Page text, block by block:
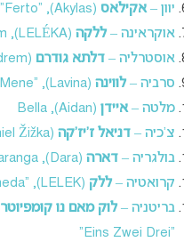
יוון –אקילאס (Akylas), “Ferto”
אוקראינה –ללקה (LELÉKA), Ridnym
אוסטרליה – דלתא גודרם (Delta Goodrem), Eclipse
סרביה –לווינה (Lavina), “Kraj Mene”
מלטה –איידן (Aidan), Bella
צ’כיה – דניאל ז’יז’קה (Daniel Žižka), Crossroads
בולגריה – דארה (Dara), Bangaranga
קרואטיה –ללק (LELEK), “Andromeda”
בריטניה –לוק מאם נו קומפיוטר
“Eins Zwei Drei”